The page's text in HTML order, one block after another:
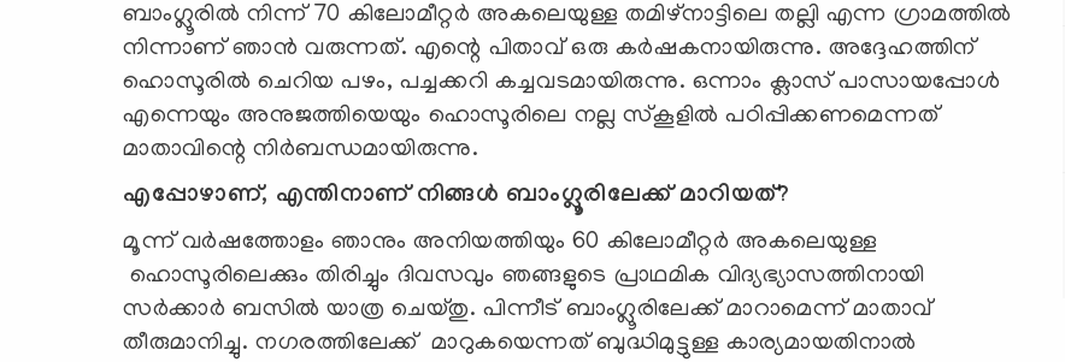
ബാംഗ്ലൂരില്‍ നിന്ന് 70 കിലോമീറ്റര്‍ അകലെയുള്ള തമിഴ്‌നാട്ടിലെ തല്ലി എന്ന ഗ്രാമത്തില്‍
നിന്നാണ് ഞാന്‍ വരുന്നത്. എന്റെ പിതാവ് ഒരു കര്‍ഷകനായിരുന്നു. അദ്ദേഹത്തിന്
ഹൊസൂരില്‍ ചെറിയ പഴം, പച്ചക്കറി കച്ചവടമായിരുന്നു. ഒന്നാം ക്ലാസ് പാസായപ്പോള്‍
എന്നെയും അനുജത്തിയെയും ഹൊസൂരിലെ നല്ല സ്‌കൂളില്‍ പഠിപ്പിക്കണമെന്നത്
മാതാവിന്റെ നിര്‍ബന്ധമായിരുന്നു.
എപ്പോഴാണ്, എന്തിനാണ് നിങ്ങള്‍ ബാംഗ്ലൂരിലേക്ക് മാറിയത്?
മൂന്ന് വര്‍ഷത്തോളം ഞാനും അനിയത്തിയും 60 കിലോമീറ്റര്‍ അകലെയുള്ള
ഹൊസൂരിലെക്കും തിരിച്ചും ദിവസവും ഞങ്ങളുടെ പ്രാഥമിക വിദ്യഭ്യാസത്തിനായി
സര്‍ക്കാര്‍ ബസില്‍ യാത്ര ചെയ്തു. പിന്നീട് ബാംഗ്ലൂരിലേക്ക് മാറാമെന്ന് മാതാവ്
തീരുമാനിച്ചു. നഗരത്തിലേക്ക് മാറുകയെന്നത് ബുദ്ധിമുട്ടുള്ള കാര്യമായതിനാല്‍